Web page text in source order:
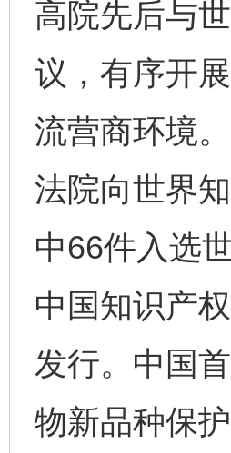
高院先后与
议，有序开
流营商环境
法院向世界
中66件入选
中国知识产
发行。中国
物新品种保